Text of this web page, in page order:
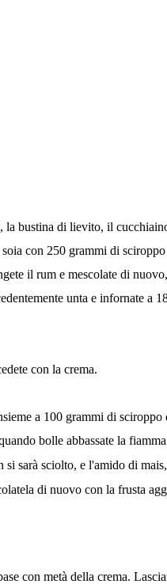
la bustina di lievito, il
con 250 grammi di
il rum e mescolate di
unta e infornate a
con la crema.
a 100 grammi di
bolle abbassate la
sarà sciolto, e l'amido di
di nuovo con la frusta
con metà della crema.